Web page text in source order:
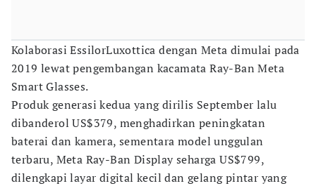
Kolaborasi EssilorLuxottica dengan Meta dimulai pada
2019 lewat pengembangan kacamata Ray-Ban Meta
Smart Glasses.
Produk generasi kedua yang dirilis September lalu
dibanderol US$379, menghadirkan peningkatan
baterai dan kamera, sementara model unggulan
terbaru, Meta Ray-Ban Display seharga US$799,
dilengkapi layar digital kecil dan gelang pintar yang